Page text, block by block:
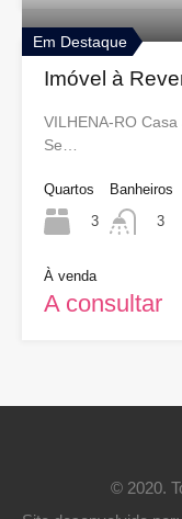
Em Destaque
Imóvel à
VILHENA-RO
Se…
Quartos
3
Banheiros
3
À venda
A consultar
© 2020.